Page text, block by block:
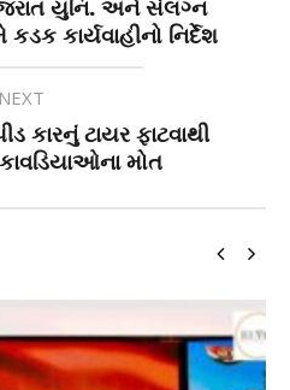
યુનિ. અને સંલગ્ન
કાર્યવાહીનો નિર્દેશ
NEXT
કારનું ટાયર ફાટવાથી
મોત